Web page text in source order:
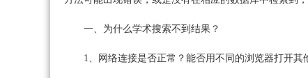
一、为什么学术搜索不到结果？
1、网络连接是否正常？能否用不同的浏览器打开其